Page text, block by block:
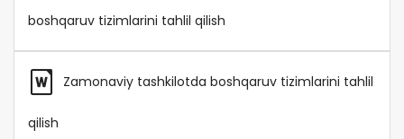
boshqaruv tizimlarini tahlil qilish
Zamonaviy tashkilotda boshqaruv tizimlarini tahlil
qilish